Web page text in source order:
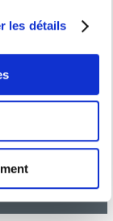
aux cookies
:
à plusieurs
activement
les détails
Empire
Network
du
Politics
Leadership
conseil
on British